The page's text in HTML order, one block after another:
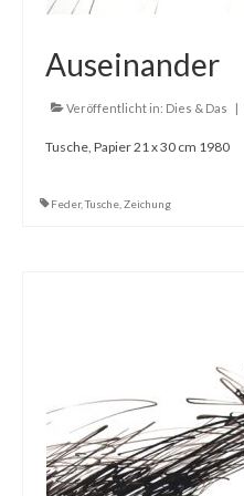
Auseinander
Veröffentlicht in: Dies & Das |
Tusche, Papier 21 x 30 cm 1980
Feder,Tusche Zeichung